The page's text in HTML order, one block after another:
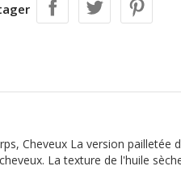
Cheveux La version pailletée
La texture de l'huile